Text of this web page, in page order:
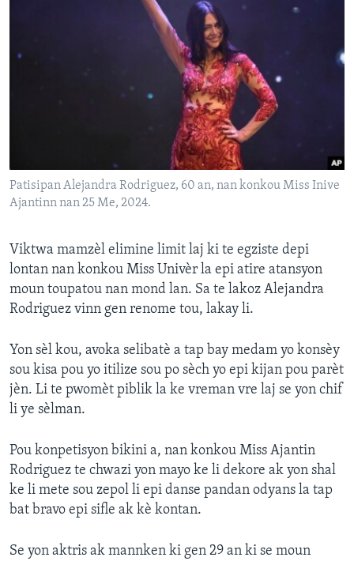
Patisipan Alejandra Rodriguez, 60 an, nan konkou Miss Inive
Ajantinn nan 25 Me, 2024.
Viktwa mamzèl elimine limit laj ki te egziste depi
lontan nan konkou Miss Univèr la epi atire atansyon
moun toupatou nan mond lan. Sa te lakoz Alejandra
Rodriguez vinn gen renome tou, lakay li.
Yon sèl kou, avoka selibatè a tap bay medam yo konsèy
sou kisa pou yo itilize sou po sèch yo epi kijan pou parèt
jèn. Li te pwomèt piblik la ke vreman vre laj se yon chif
li ye sèlman.
Pou konpetisyon bikini a, nan konkou Miss Ajantin
Rodriguez te chwazi yon mayo ke li dekore ak yon shal
ke li mete sou zepol li epi danse pandan odyans la tap
bat bravo epi sifle ak kè kontan.
Se yon aktris ak mannken ki gen 29 an ki se moun